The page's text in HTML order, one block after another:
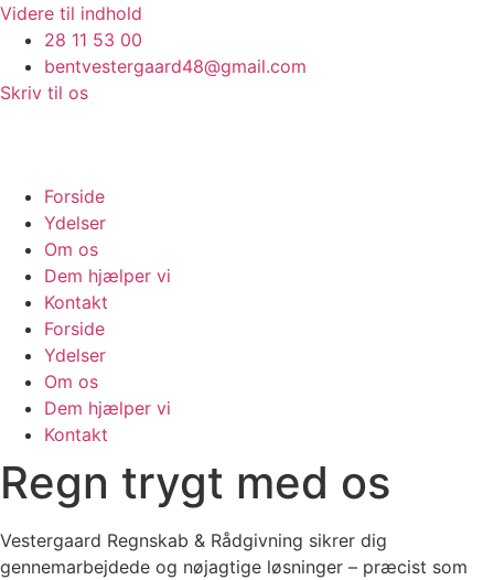
Videre til indhold
28 11 53 00
bentvestergaard48@gmail.com
Skriv til os
Forside
Ydelser
Om os
Dem hjælper vi
Kontakt
Forside
Ydelser
Om os
Dem hjælper vi
Kontakt
Regn trygt med os
Vestergaard Regnskab & Rådgivning sikrer dig
gennemarbejdede og nøjagtige løsninger – præcist som